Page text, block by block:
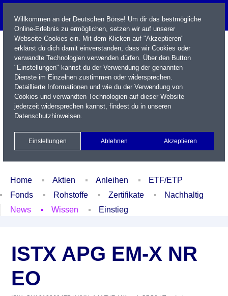
Name / WKN / ISIN / Kürzel
Xetra Realtime
Watchlist Portfolio Login
Home Aktien Anleihen
ETF/ETP
Fonds
Rohstoffe Zertifikate
Nachhaltig
News
Wissen Einstieg
ISTX APG EM-X NR
EO
Willkommen an der Deutschen Börse! Um dir das bestmögliche
Online-Erlebnis zu ermöglichen, setzen wir auf unserer
Webseite Cookies ein. Mit dem Klicken auf "Akzeptieren"
erklärst du dich damit einverstanden, dass wir Cookies oder
verwandte Technologien verwenden dürfen. Über den Button
"Einstellungen" kannst du der Verwendung der genannten
Dienste im Einzelnen zustimmen oder widersprechen.
Detaillierte Informationen und wie du der Verwendung von
Cookies und verwandten Technologien auf dieser Website
jederzeit widersprechen kannst, findest du in unseren
Datenschutzhinweisen.
Einstellungen Ablehnen Akzeptieren